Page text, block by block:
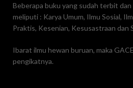
Beberapa buku yang sudah terbit
meliputi : Karya Umum, Ilmu Sosial,
Praktis, Kesenian, Kesusastraan dan
Ibarat ilmu hewan buruan, maka
pengikatnya.